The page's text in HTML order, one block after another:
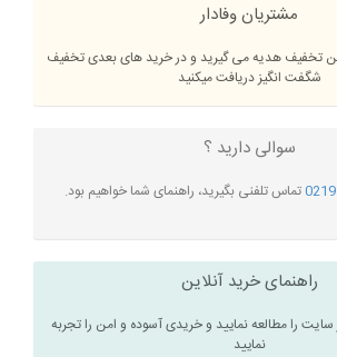
مشتریان وفادار
تخفیف هدیه می گیرید و در خرید های بعدی تخفیف
شگفت انگیز دریافت میکنید
سوالی دارید ؟
تماس تلفنی بگیرید، راهنمای شما خواهیم بود.
راهنمای خرید آنلاین
سایت را مطالعه نمایید و خریدی آسوده و امن را تجربه
نمایید